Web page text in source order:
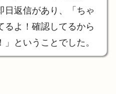
日返信があり、「ちゃ
るよ！確認してるから
」ということでした。